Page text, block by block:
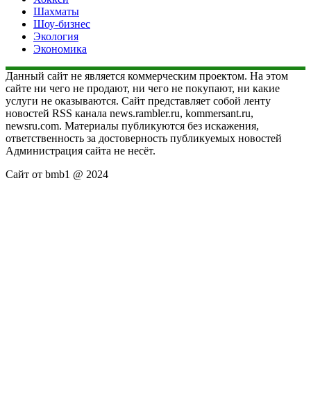
Шахматы
Шоу-бизнес
Экология
Экономика
Данный сайт не является коммерческим проектом. На этом
сайте ни чего не продают, ни чего не покупают, ни какие
услуги не оказываются. Сайт представляет собой ленту
новостей RSS канала news.rambler.ru, kommersant.ru,
newsru.com. Материалы публикуются без искажения,
ответственность за достоверность публикуемых новостей
Администрация сайта не несёт.
Сайт от bmb1 @ 2024